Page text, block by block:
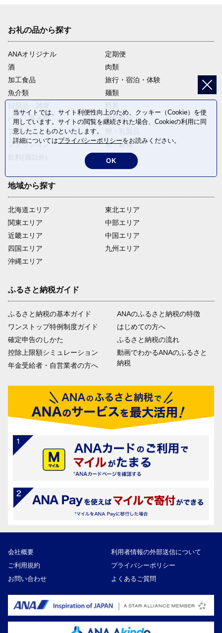
お礼の品から探す
ANAオリジナル
定期便
酒
肉類
加工食品
旅行・宿泊・体験
魚介類
麺類
パン・菓子類
電化製品
フルーツ
ファッション
米・穀物
返礼品なし
地域から探す
北海道エリア
関東エリア
近畿エリア
四国エリア
沖縄エリア
東北エリア
中部エリア
中国エリア
九州エリア
ふるさと納税ガイド
ふるさと納税の基本ガイド
ワンストップ特例制度ガイド
確定申告のしかた
控除上限額シミュレーション
年金受給者・自営業者の方へ
ANAのふるさと納税の特徴
はじめての方へ
ふるさと納税の流れ
動画でわかるANAのふるさと
納税
会社概要
利用者情報の外部送信について
ご利用規約
プライバシーポリシー
お問い合わせ
よくあるご質問
当サイトでは、サイト利便性向上のため、クッキー（Cookie）を使
用しています。サイトの閲覧を継続された場合、Cookieの利用に同
意したことものといたします。
詳細についてはプライバシーポリシーをお読みください。
OK